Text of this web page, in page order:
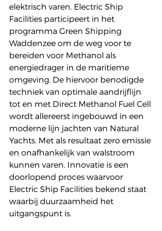
elektrisch varen. Electric Ship
Facilities participeert in het
programma Green Shipping
Waddenzee om de weg voor te
bereiden voor Methanol als
energiedrager in de maritieme
omgeving. De hiervoor benodigde
techniek van optimale aandrijflijn
tot en met Direct Methanol Fuel Cell
wordt allereerst ingebouwd in een
moderne lijn jachten van Natural
Yachts. Met als resultaat zero emissie
en onafhankelijk van walstroom
kunnen varen. Innovatie is een
doorlopend proces waarvoor
Electric Ship Facilities bekend staat
waarbij duurzaamheid het
uitgangspunt is.